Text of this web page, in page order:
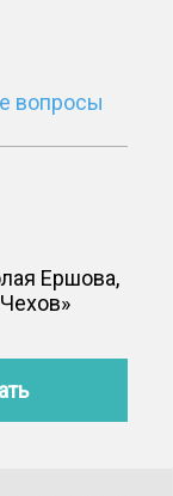
вопросы
Ершова,